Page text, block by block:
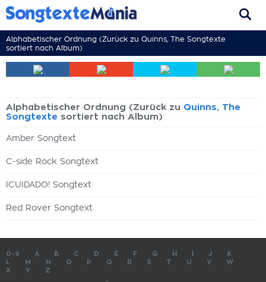
Alphabetischer Ordnung (Zurück zu Quinns, The Songtexte
sortiert nach Album)
Alphabetischer Ordnung (Zurück zu Quinns, The
Songtexte sortiert nach Album)
Amber Songtext
C-side Rock Songtext
ICUIDADO! Songtext
Red Rover Songtext
0-9 A B C D E F G H J
K
M N O P Q R S T U V
W
X
Y Z